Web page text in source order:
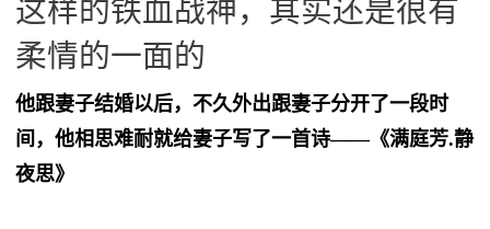
这样的铁血战神，其实还是很有
柔情的一面的
他跟妻子结婚以后，不久外出跟妻子分开了一段时
间，他相思难耐就给妻子写了一首诗——《满庭芳.静
夜思》